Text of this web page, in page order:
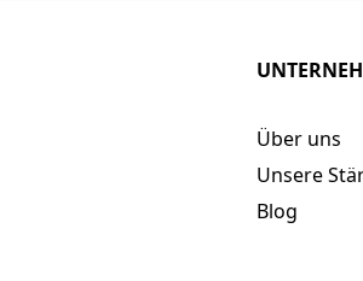
Über uns
Unsere
Blog